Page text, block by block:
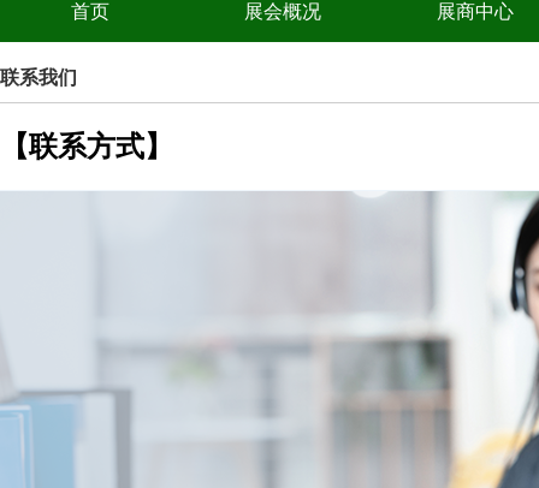
首页 展会概况 展商中心
联系我们
【联系方式】